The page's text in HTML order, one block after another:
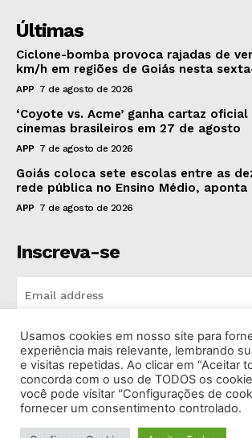
Últimas
Ciclone-bomba provoca rajadas de
km/h em regiões de Goiás nesta
APP 7 de agosto de 2026
‘Coyote vs. Acme’ ganha cartaz
cinemas brasileiros em 27 de agosto
APP 7 de agosto de 2026
Goiás coloca sete escolas entre as
rede pública no Ensino Médio, aponta
APP 7 de agosto de 2026
Inscreva-se
INSCREVA-SE
I've read and accept the Privacy Policy.
Usamos cookies em nosso site para
experiência mais relevante, lembrando
e visitas repetidas. Ao clicar em “Aceitar
concorda com o uso de TODOS os
você pode visitar "Configurações de
fornecer um consentimento controlado.